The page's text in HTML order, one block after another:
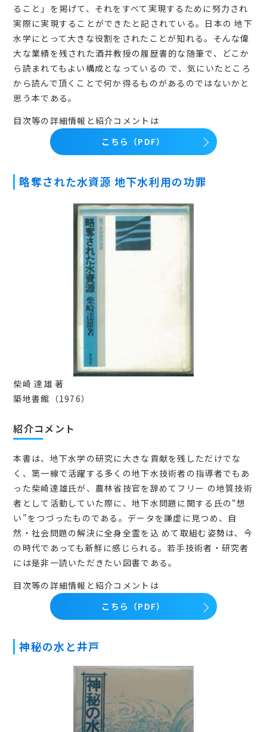
ること」を掲げて、それをすべて実現するために努力され
実際に実現することができたと記されている。日本の 地下
水学にとって大きな役割をされたことが知れる。そんな偉
大な業績を残された酒井教授の履歴書的な随筆で、どこか
ら読まれてもよい構成となっているの で、気にいたところ
から読んで頂くことで何か得るものがあるのではないかと
思う本である。
目次等の詳細情報と紹介コメントは
こちら（PDF）
略奪された水資源 地下水利用の功罪
柴崎 達雄 著
築地書館（1976）
紹介コメント
本書は、地下水学の研究に大きな貢献を残しただけでな
く、第一線で活躍する多くの地下水技術者の指導者でもあ
った柴崎達雄氏が、農林省技官を辞めてフリー の地質技術
者として活動していた際に、地下水問題に関する氏の“想
い”をつづったものである。データを謙虚に見つめ、自
然・社会問題の解決に全身全霊を込 めて取組む姿勢は、今
の時代であっても新鮮に感じられる。若手技術者・研究者
には是非一読いただきたい図書である。
目次等の詳細情報と紹介コメントは
こちら（PDF）
神秘の水と井戸